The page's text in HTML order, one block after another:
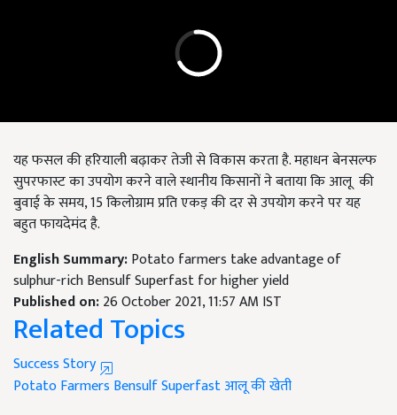
यह फसल की हरियाली बढ़ाकर तेजी से विकास करता है. महाधन बेनसल्फ
सुपरफास्ट का उपयोग करने वाले स्थानीय किसानों ने बताया कि आलू की
बुवाई के समय, 15 किलोग्राम प्रति एकड़ की दर से उपयोग करने पर यह
बहुत फायदेमंद है.
English Summary:Potato farmers take advantage of
sulphur-rich Bensulf Superfast for higher yield
Published on:26 October 2021, 11:57 AM IST
Related Topics
Success Story
Potato Farmers Bensulf Superfastआलू की खेती